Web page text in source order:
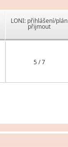
LONI: přihlášení/plán
přijmout
5 / 7